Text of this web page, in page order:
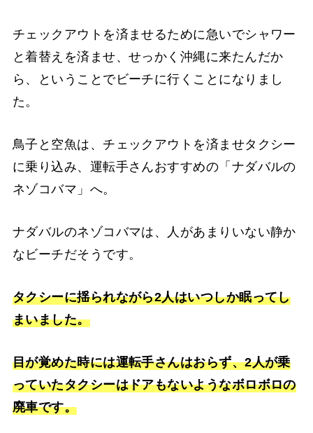
チェックアウトを済ませるために急いでシャワー
と着替えを済ませ、せっかく沖縄に来たんだか
ら、ということでビーチに行くことになりまし
た。
鳥子と空魚は、チェックアウトを済ませタクシー
に乗り込み、運転手さんおすすめの「ナダバルの
ネゾコバマ」へ。
ナダバルのネゾコバマは、人があまりいない静か
なビーチだそうです。
タクシーに揺られながら2人はいつしか眠ってし
まいました。
目が覚めた時には運転手さんはおらず、2人が乗
っていたタクシーはドアもないようなボロボロの
廃車です。